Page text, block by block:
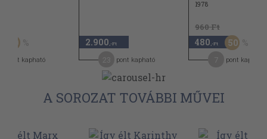
20
pont kapható
2.900 ,-Ft
pont kapható
1978
960 Ft
480 ,-Ft 50
pont kapható
A SOROZAT TOVÁBBI MŰVEI